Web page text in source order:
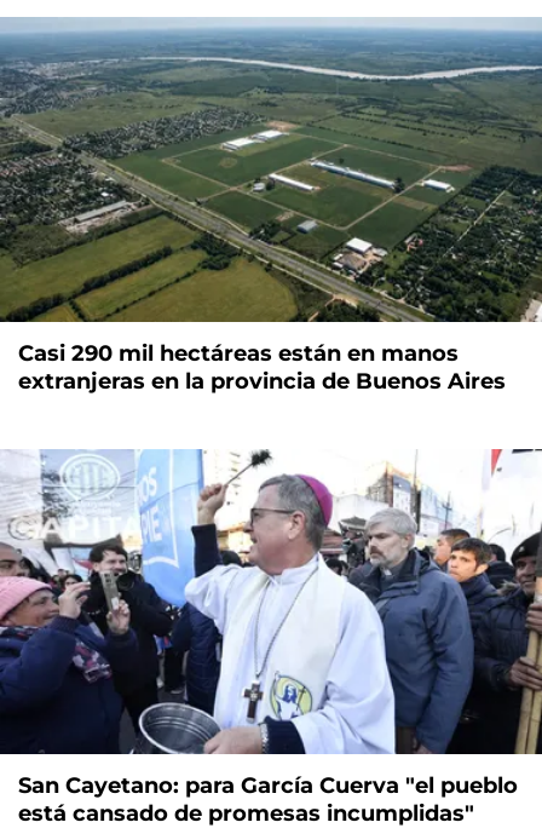
Casi 290 mil hectáreas están en manos
extranjeras en la provincia de Buenos Aires
San Cayetano: para García Cuerva "el pueblo
está cansado de promesas incumplidas"